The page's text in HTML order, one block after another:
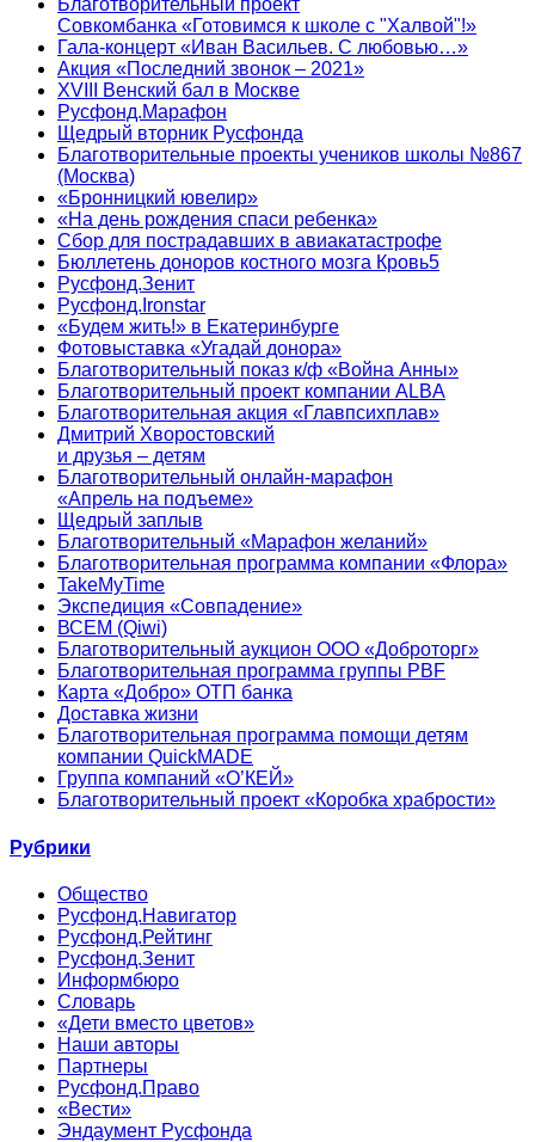
Благотворительный проект
Совкомбанка «Готовимся к школе с "Халвой"!»
Гала-концерт «Иван Васильев. С любовью…»
Акция «Последний звонок – 2021»
XVIII Венский бал в Москве
Русфонд.Марафон
Щедрый вторник Русфонда
Благотворительные проекты учеников школы №867
(Москва)
«Бронницкий ювелир»
«На день рождения спаси ребенка»
Сбор для пострадавших в авиакатастрофе
Бюллетень доноров костного мозга Кровь5
Русфонд.Зенит
Русфонд.Ironstar
«Будем жить!» в Екатеринбурге
Фотовыставка «Угадай донора»
Благотворительный показ к/ф «Война Анны»
Благотворительный проект компании ALBA
Благотворительная акция «Главпсихплав»
Дмитрий Хворостовский
и друзья – детям
Благотворительный онлайн‑марафон
«Апрель на подъеме»
Щедрый заплыв
Благотворительный «Марафон желаний»
Благотворительная программа компании «Флора»
TakeMyTime
Экспедиция «Совпадение»
ВСЕМ (Qiwi)
Благотворительный аукцион ООО «Доброторг»
Благотворительная программа группы PBF
Карта «Добро» ОТП банка
Доставка жизни
Благотворительная программа помощи детям
компании QuickMADE
Группа компаний «О’КЕЙ»
Благотворительный проект «Коробка храбрости»
Рубрики
Общество
Русфонд.Навигатор
Русфонд.Рейтинг
Русфонд.Зенит
Информбюро
Словарь
«Дети вместо цветов»
Наши авторы
Партнеры
Русфонд.Право
«Вести»
Эндаумент Русфонда